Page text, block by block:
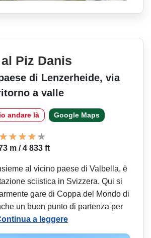
Piz Danis
di Lenzerheide, via
a valle
andare là Google Maps
m / 4 833 ft
al vicino paese di Valbella, è
sciistica in Svizzera. Qui si
gare di Coppa del Mondo di
un buon punto di partenza per
a leggere